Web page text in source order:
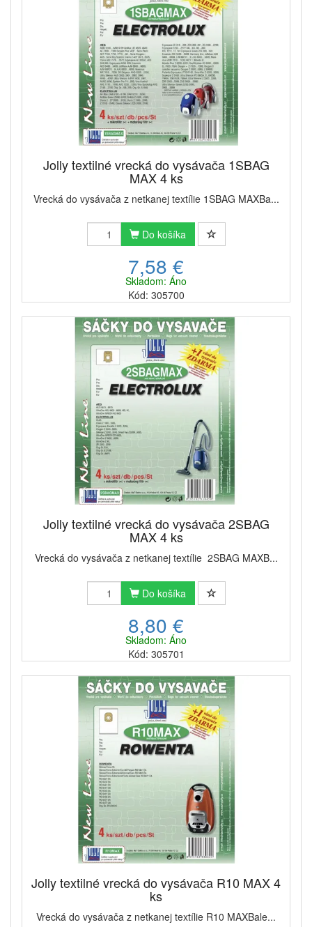
Jolly textilné vrecká do vysávača 1SBAG
MAX 4 ks
Vrecká do vysávača z netkanej textílie 1SBAG MAXBa...
Do košíka
7,58 €
Skladom: Áno
Kód: 305700
Jolly textilné vrecká do vysávača 2SBAG
MAX 4 ks
Vrecká do vysávača z netkanej textílie 2SBAG MAXB...
Do košíka
8,80 €
Skladom: Áno
Kód: 305701
Jolly textilné vrecká do vysávača R10 MAX 4
ks
Vrecká do vysávača z netkanej textílie R10 MAXBale...